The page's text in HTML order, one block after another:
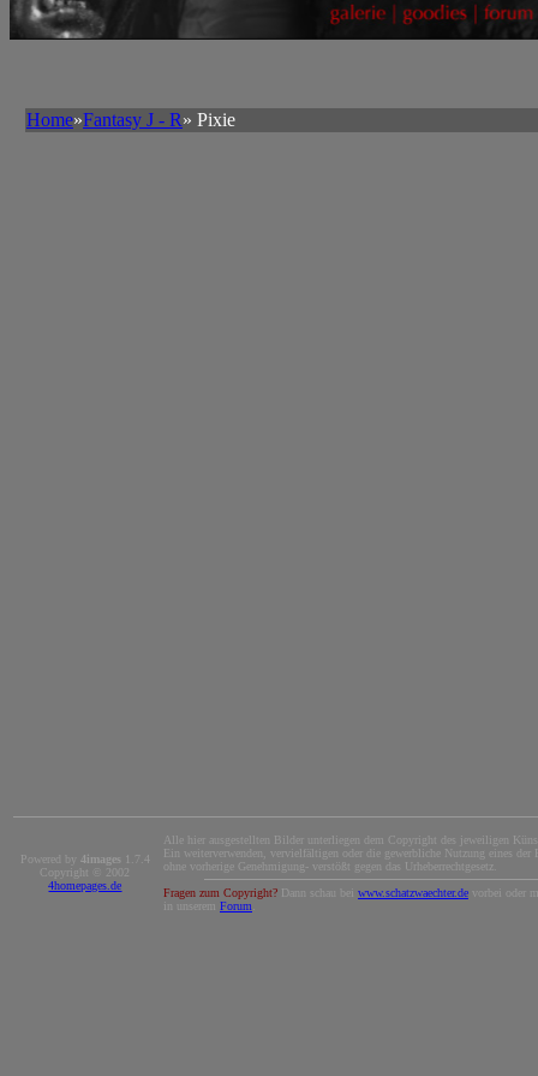
Künstler
--------------
Home»Fantasy J - R» Pixie
Powered by 4images 1.7.4
Copyright © 2002
4homepages.de
Alle hier ausgestellten Bilder unterliegen dem Copyright des jeweiligen
Ein weiterverwenden, vervielfältigen oder die gewerbliche Nutzung eines der
ohne vorherige Genehmigung- verstößt gegen das Urheberrechtgesetz.
Fragen zum Copyright? Dann schau bei www.schatzwaechter.de vorbei oder
in unserem Forum